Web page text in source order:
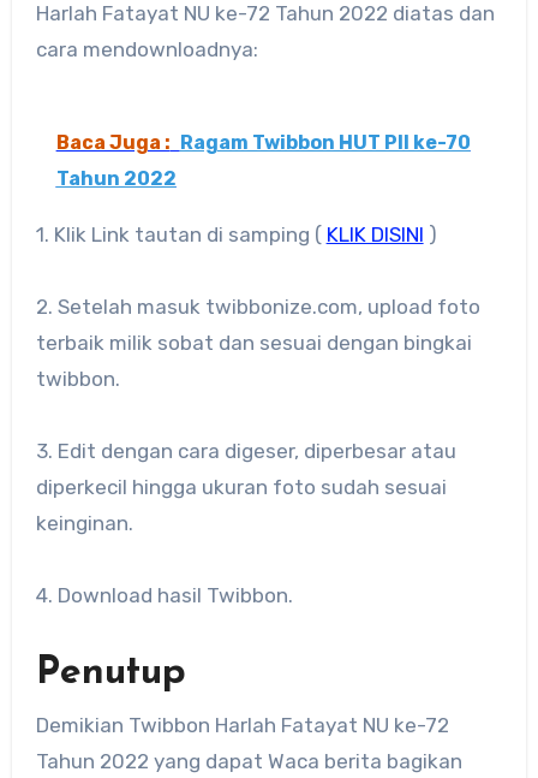
Harlah Fatayat NU ke-72 Tahun 2022 diatas dan
cara mendownloadnya:
Baca Juga :
Ragam Twibbon HUT PII ke-70
Tahun 2022
1. Klik Link tautan di samping ( KLIK DISINI )
2. Setelah masuk twibbonize.com, upload foto
terbaik milik sobat dan sesuai dengan bingkai
twibbon.
3. Edit dengan cara digeser, diperbesar atau
diperkecil hingga ukuran foto sudah sesuai
keinginan.
4. Download hasil Twibbon.
Penutup
Demikian Twibbon Harlah Fatayat NU ke-72
Tahun 2022 yang dapat Waca berita bagikan